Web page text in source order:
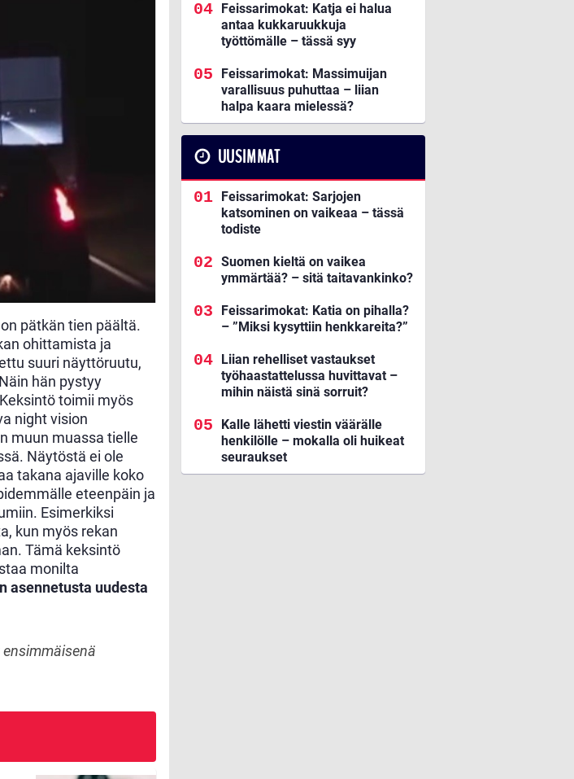
pätkän tien päältä.
ohittamista ja
suuri näyttöruutu,
hän pystyy
toimii myös
night vision
muun muassa tielle
Näytöstä ei ole
takana ajaville koko
eteenpäin ja
Esimerkiksi
kun myös rekan
Tämä keksintö
monilta
asennetusta uudesta
Feissarimokat: Katja ei halua
antaa kukkaruukkuja
työttömälle – tässä syy
Feissarimokat: Massimuijan
varallisuus puhuttaa – liian
halpa kaara mielessä?
UUSIMMAT
Feissarimokat: Sarjojen
katsominen on vaikeaa – tässä
todiste
Suomen kieltä on vaikea
ymmärtää? – sitä taitavankinko?
Feissarimokat: Katia on pihalla?
– ”Miksi kysyttiin henkkareita?”
Liian rehelliset vastaukset
työhaastattelussa huvittavat –
mihin näistä sinä sorruit?
Kalle lähetti viestin väärälle
henkilölle – mokalla oli huikeat
seuraukset